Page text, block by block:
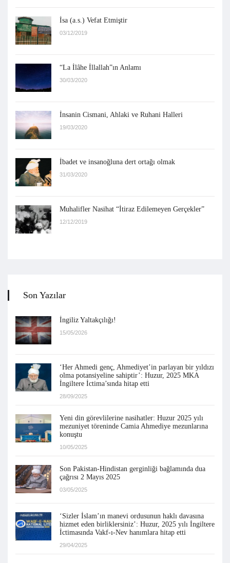
İsa (a.s.) Vefat Etmiştir
03/12/2019
“La İlâhe İllallah”ın Anlamı
30/03/2020
İnsanin Cismani, Ahlaki ve Ruhani Halleri
19/03/2020
İbadet ve insanoğluna dert ortağı olmak
31/03/2020
Muhalifler Nasihat “İtiraz Edilemeyen Gerçekler”
12/12/2019
Son Yazılar
İngiliz Yaltakçılığı!
15/05/2026
‘Her Ahmedi genç, Ahmediyet’in parlayan bir yıldızı
olma potansiyeline sahiptir’: Huzur, 2025 MKA
İngiltere İctima’sında hitap etti
28/09/2025
Yeni din görevlilerine nasihatler: Huzur 2025 yılı
mezuniyet töreninde Camia Ahmediye mezunlarına
konuştu
10/05/2025
Son Pakistan-Hindistan gerginliği bağlamında dua
çağrısı 2 Mayıs 2025
03/05/2025
‘Sizler İslam’ın manevi ordusunun haklı davasına
hizmet eden birliklersiniz’: Huzur, 2025 yılı İngiltere
İctimasında Vakf-ı-Nev hanımlara hitap etti
29/04/2025